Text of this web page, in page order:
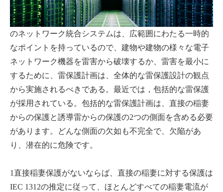
のネットワーク統合システムは、広範囲にわたる一時的
なポイントを持っているので、建物や建物の様々な電子
ネットワーク機器を雷害から破壊するか、雷害を最小に
するために、雷保護計画は、全体的な雷保護設計の観点
から実施されるべきである。最近では，包括的な雷保護
が採用されている。包括的な雷保護計画は、直接の稲妻
からの保護と誘導雷からの保護の2つの側面を含める必要
があります。どんな側面の欠如も不完全で、欠陥があ
り、潜在的に危険です。
1直接稲妻保護がないならば、直接の稲妻に対する保護は
IEC 1312の推定に従って、ほとんどすべての稲妻電流が